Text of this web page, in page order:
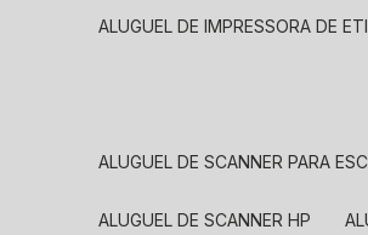
ALUGUEL DE IMPRESSORA DE
ALUGUEL DE SCANNER PARA
ALUGUEL DE SCANNER HP